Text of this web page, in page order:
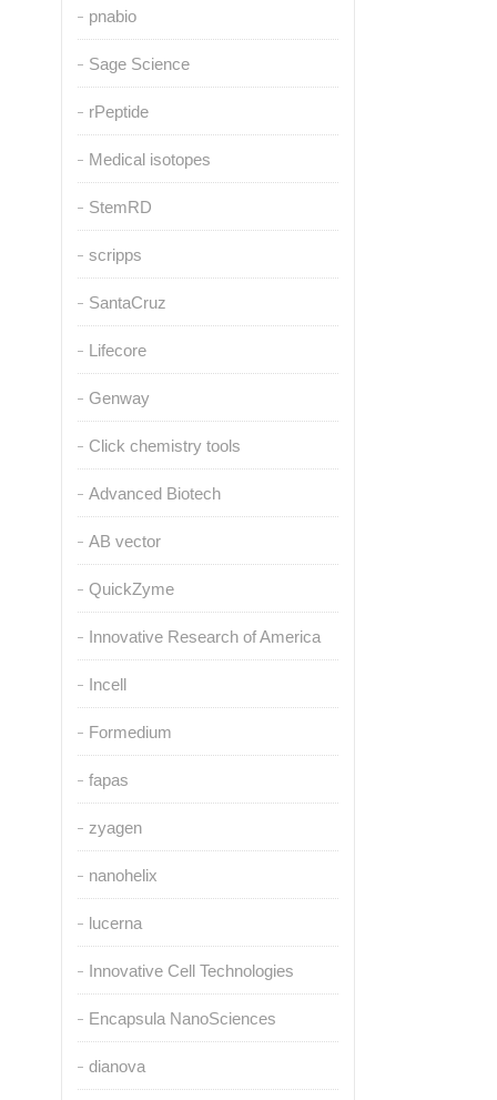
pnabio
Sage Science
rPeptide
Medical isotopes
StemRD
scripps
SantaCruz
Lifecore
Genway
Click chemistry tools
Advanced Biotech
AB vector
QuickZyme
Innovative Research of America
Incell
Formedium
fapas
zyagen
nanohelix
lucerna
Innovative Cell Technologies
Encapsula NanoSciences
dianova